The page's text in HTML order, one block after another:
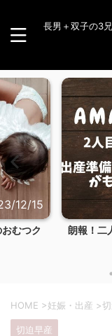
長男＋双子の3
12/15
むつク
朗報！二
HOME >妊娠・出産 >
切迫早産